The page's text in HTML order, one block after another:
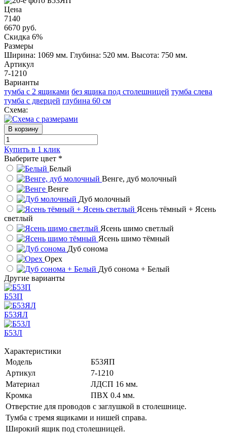
Цена
7140
6670 руб.
Скидка 6%
Размеры
Ширина: 1069 мм. Глубина: 520 мм. Высота: 750 мм.
Артикул
7-1210
Варианты
тумба с 2 ящиками без ящика под столешницей тумба слева
тумба с дверцей глубина 60 см
Схема:
В корзину
Купить в 1 клик
Выберите цвет *
Белый
Венге, дуб молочный
Венге
Дуб молочный
Ясень тёмный + Ясень
светлый
Ясень шимо светлый
Ясень шимо тёмный
Дуб сонома
Орех
Дуб сонома + Белый
Другие варианты
Б53П
Б53ЯЛ
Б53Л
Характеристики
Модель
Б53ЯП
Артикул
7-1210
Материал
ЛДСП 16 мм.
Кромка
ПВХ 0.4 мм.
Отверстие для проводов с заглушкой в столешнице.
Тумба с тремя ящиками и нишей справа.
Широкий ящик под столешницей.